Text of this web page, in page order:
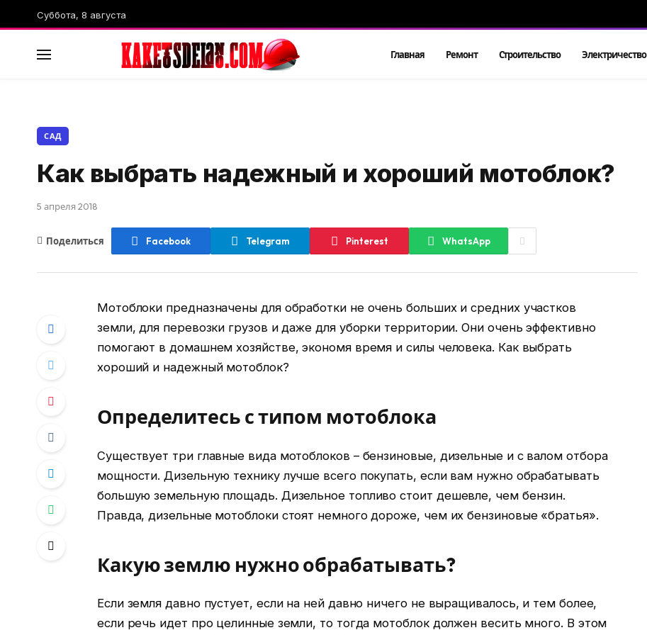
Суббота, 8 августа
Главная Ремонт Строительство Электричество
САД
Как выбрать надежный и хороший мотоблок?
5 апреля 2018
Поделиться Facebook Telegram Pinterest WhatsApp
Мотоблоки предназначены для обработки не очень больших и средних участков
земли, для перевозки грузов и даже для уборки территории. Они очень эффективно
помогают в домашнем хозяйстве, экономя время и силы человека. Как выбрать
хороший и надежный мотоблок?
Определитесь с типом мотоблока
Существует три главные вида мотоблоков – бензиновые, дизельные и с валом отбора
мощности. Дизельную технику лучше всего покупать, если вам нужно обрабатывать
большую земельную площадь. Дизельное топливо стоит дешевле, чем бензин.
Правда, дизельные мотоблоки стоят немного дороже, чем их бензиновые «братья».
Какую землю нужно обрабатывать?
Если земля давно пустует, если на ней давно ничего не выращивалось, и тем более,
если речь идет про целинные земли, то тогда мотоблок должен весить много. В этом